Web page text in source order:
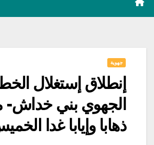
جهوية
إنطلاق إستغلال
الجهوي بني خداش-
ذهابا وإيابا غدا